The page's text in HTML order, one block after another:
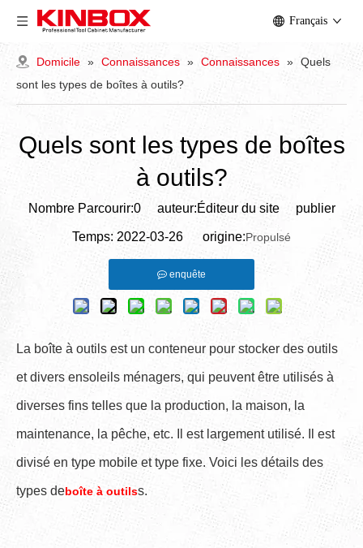
Français
Domicile » Connaissances » Connaissances » Quels
sont les types de boîtes à outils?
Quels sont les types de boîtes
à outils?
Nombre Parcourir:0auteur:Éditeur du site publier
Temps: 2022-03-26 origine:Propulsé
enquête
La boîte à outils est un conteneur pour stocker des outils
et divers ensoleils ménagers, qui peuvent être utilisés à
diverses fins telles que la production, la maison, la
maintenance, la pêche, etc. Il est largement utilisé. Il est
divisé en type mobile et type fixe. Voici les détails des
types deboîte à outilss.